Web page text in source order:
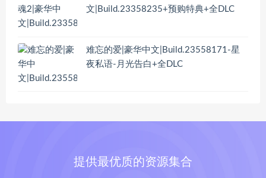
文|Build.23358235+预购特典+全DLC
难忘的爱|豪华中文|Build.23558171-星
夜私语-月光告白+全DLC
提供最优质的资源集合